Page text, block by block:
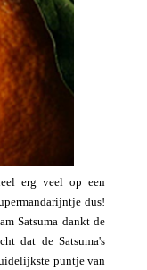
erg veel op een
dus!
Satsuma dankt de
dat de Satsuma's
puntje van